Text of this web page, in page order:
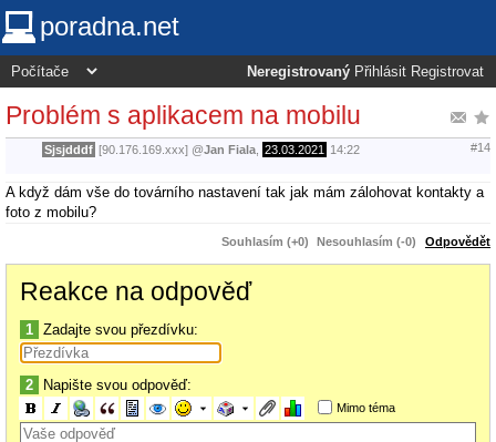
poradna.net
Neregistrovaný Přihlásit Registrovat
Problém s aplikacem na mobilu
Sjsjdddf [90.176.169.xxx] @Jan Fiala 23.03.2021 14:22 #14
A když dám vše do továrního nastavení tak jak mám zálohovat kontakty a
foto z mobilu?
Souhlasím (+0) Nesouhlasím (-0) Odpovědět
Reakce na odpověď
1 Zadajte svou přezdívku:
2 Napište svou odpověď:
Mimo téma